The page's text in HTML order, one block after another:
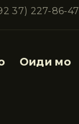
37) 227-86-47
Оиди мо